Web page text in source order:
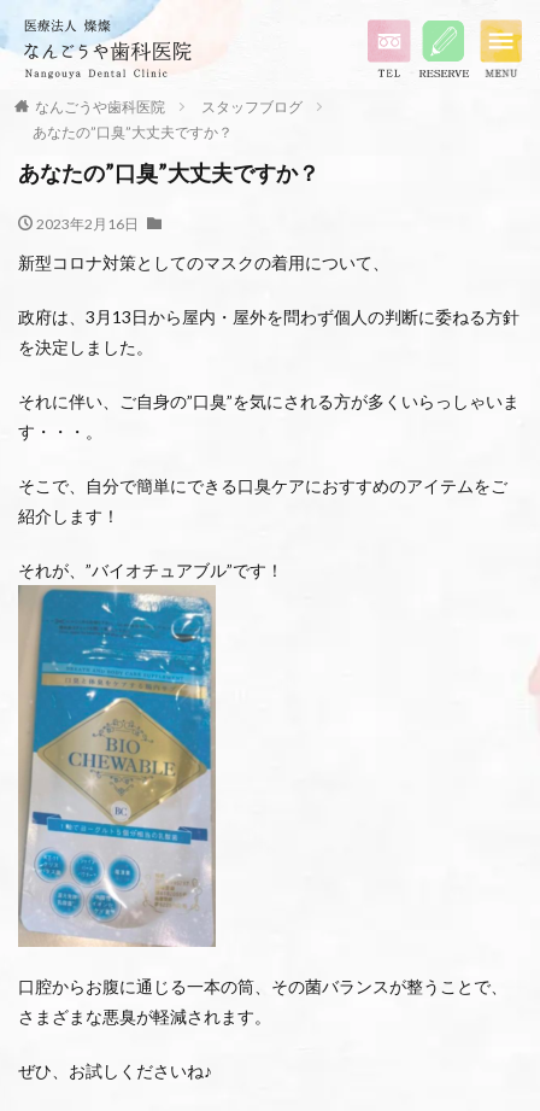
なんごうや歯科医院
スタッフブログ
あなたの”口臭”大丈夫ですか？
あなたの”口臭”大丈夫ですか？
2023年2月16日
新型コロナ対策としてのマスクの着用について、
政府は、3月13日から屋内・屋外を問わず個人の判断に委ねる方針
を決定しました。
それに伴い、ご自身の”口臭”を気にされる方が多くいらっしゃいま
す・・・。
そこで、自分で簡単にできる口臭ケアにおすすめのアイテムをご
紹介します！
それが、”バイオチュアブル”です！
口腔からお腹に通じる一本の筒、その菌バランスが整うことで、
さまざまな悪臭が軽減されます。
ぜひ、お試しくださいね♪